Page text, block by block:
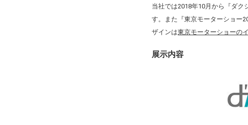
当社では2018年10月から『ダク
す。また『東京モーターショー
ザインは東京モーターショーの
展示内容